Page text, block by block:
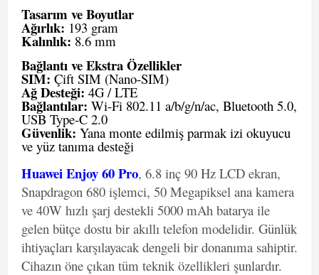
Tasarım ve Boyutlar
Ağırlık: 193 gram
Kalınlık: 8.6 mm
Bağlantı ve Ekstra Özellikler
SIM: Çift SIM (Nano-SIM)
Ağ Desteği: 4G / LTE
Bağlantılar: Wi-Fi 802.11 a/b/g/n/ac, Bluetooth 5.0,
USB Type-C 2.0
Güvenlik: Yana monte edilmiş parmak izi okuyucu
ve yüz tanıma desteği
Huawei Enjoy 60 Pro, 6.8 inç 90 Hz LCD ekran,
Snapdragon 680 işlemci, 50 Megapiksel ana kamera
ve 40W hızlı şarj destekli 5000 mAh batarya ile
gelen bütçe dostu bir akıllı telefon modelidir. Günlük
ihtiyaçları karşılayacak dengeli bir donanıma sahiptir.
Cihazın öne çıkan tüm teknik özellikleri şunlardır.